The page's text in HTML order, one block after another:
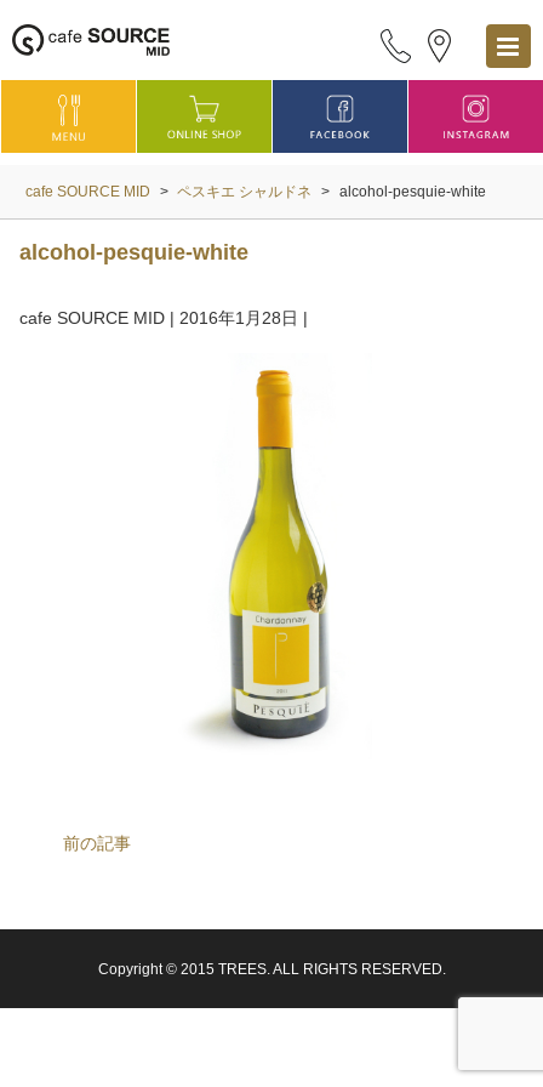
cafe SOURCE MID > ペスキエ シャルドネ > alcohol-pesquie-white
alcohol-pesquie-white
cafe SOURCE MID | 2016年1月28日 |
前の記事
Copyright © 2015 TREES. ALL RIGHTS RESERVED.